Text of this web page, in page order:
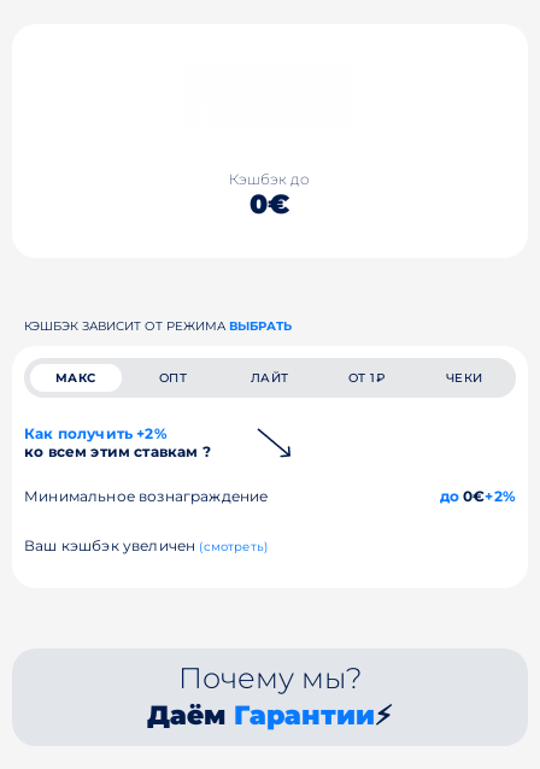
Кэшбэк до
0€
КЭШБЭК ЗАВИСИТ ОТ РЕЖИМА ВЫБРАТЬ
МАКС ОПТ ЛАЙТ ОТ 1₽ ЧЕКИ
Как получить +2%
ко всем этим ставкам ?
Минимальное вознаграждение до0€+2%
Ваш кэшбэк увеличен (смотреть)
Почему мы?
Даём Гарантии⚡